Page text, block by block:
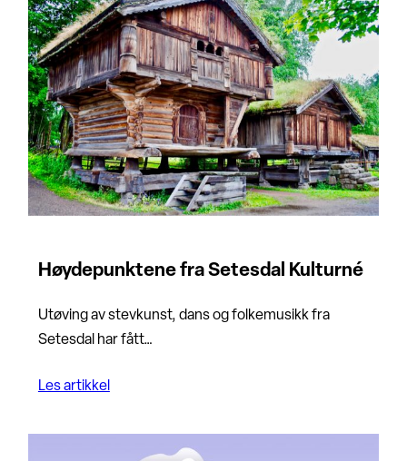
Høydepunktene fra Setesdal Kulturné
Utøving av stevkunst, dans og folkemusikk fra
Setesdal har fått…
Les artikkel